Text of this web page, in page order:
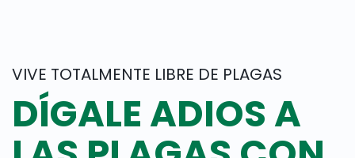
VIVE TOTALMENTE LIBRE DE PLAGAS
DÍGALE ADIOS A